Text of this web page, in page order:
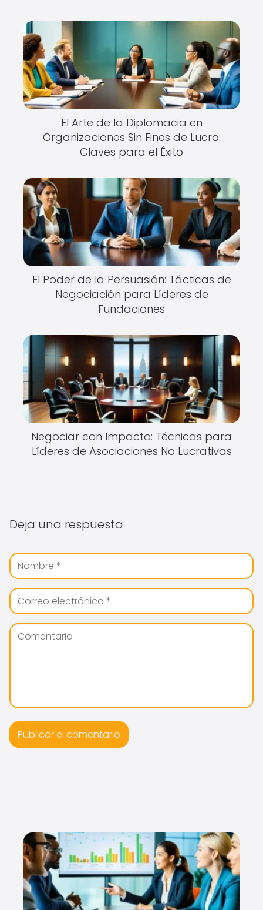
El Arte de la Diplomacia en
Organizaciones Sin Fines de Lucro:
Claves para el Éxito
El Poder de la Persuasión: Tácticas de
Negociación para Líderes de
Fundaciones
Negociar con Impacto: Técnicas para
Líderes de Asociaciones No Lucrativas
Deja una respuesta